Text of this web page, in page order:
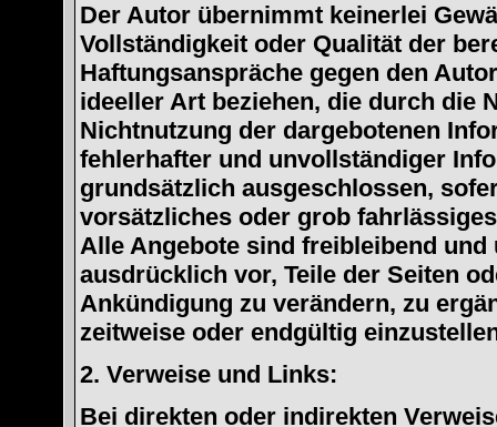
Der Autor übernimmt keinerlei
Vollständigkeit oder Qualität der
Haftungsanspräche gegen den
ideeller Art beziehen, die durch die
Nichtnutzung der dargebotenen
fehlerhafter und unvollständiger
grundsätzlich ausgeschlossen,
vorsätzliches oder grob
Alle Angebote sind freibleibend
ausdrücklich vor, Teile der Seiten
Ankündigung zu verändern, zu
zeitweise oder endgültig
2. Verweise und Links:
Bei direkten oder indirekten